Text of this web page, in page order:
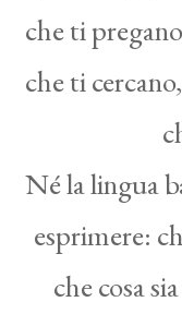
che ti
che ti
Né la lingua
esprimere:
che cosa